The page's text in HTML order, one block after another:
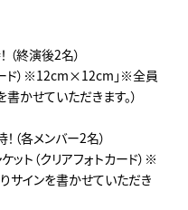
（終演後2名）
ード）※12cm×12cm」※全員
かせていただきます。）
（各メンバー2名）
ト（クリアフォトカード）※
サインを書かせていただき